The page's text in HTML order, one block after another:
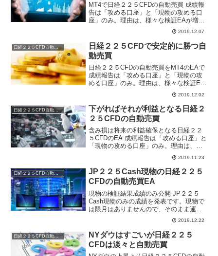
MT4で日経２２５CFDの自動売買 成績報
告は「攻める口座」と「現物の攻める口
座」のみ。理由は、様々な検証EAが増え
PCおよびVPSがいっぱいいっぱいの状態
です。ご了承ください。 下げてから上げ
ましたので大きな利益を獲得です。順調
に推移して...
2019.12.07
日経２２５CFD自動売買
日経２２５CFDで安定的に勝つ自
動売買
日経２２５CFDの自動売買をMT4のEAで
成績報告は「攻める口座」と「現物の攻
める口座」のみ。理由は、様々な検証EA
が増えPCおよびVPSがいっぱいいっぱい
の状態です。ご了承ください。また、こ
の成績報告も間もなく終了を考えていま
す。使ってい...
2019.12.02
日経２２５CFD自動売買
下がればそれが利益となる日経２
２５CFDの自動売買
含み損は将来の利益確保となる日経２２
５CFDのEA 成績報告は「攻める口座」と
「現物の攻める口座」のみ。理由は、
様々な検証EAが増えPCおよびVPSがい
っぱいいっぱいの状態です。ご了承くだ
さい。 また、この成績報告も間もなく終
了を考えていま...
2019.11.23
JP２２５Cash現物の日経２２５
CFDの自動売買EA
現物の検証結果成績のみ公開 JP２２５
Cash現物のみの成績を発表です。現物で
は限月はありませんので、そのまま運用
を続けています。 現物は、マイナススワ
ップが付きます。それが、今後収益にど
う影響するかです。 JP２２５Cash現物
の５０円間...
2019.12.22
日経２２５CFD自動売買
NYダウはすごいが日経２２５
CFDは淡々と自動売買